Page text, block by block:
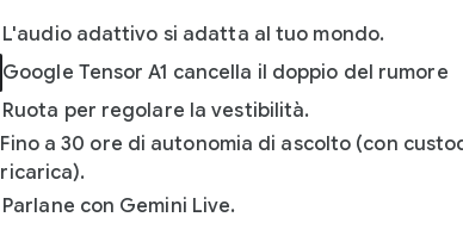
L'audio adattivo si adatta al tuo mondo.
Google Tensor A1 cancella il doppio del rumore
Ruota per regolare la vestibilità.
Fino a 30 ore di autonomia di ascolto (con
ricarica).
Parlane con Gemini Live.